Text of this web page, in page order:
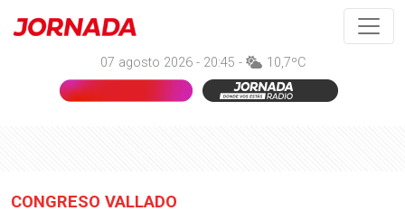
07 agosto 2026 - 20:45 - 10,7ºC
CONGRESO VALLADO